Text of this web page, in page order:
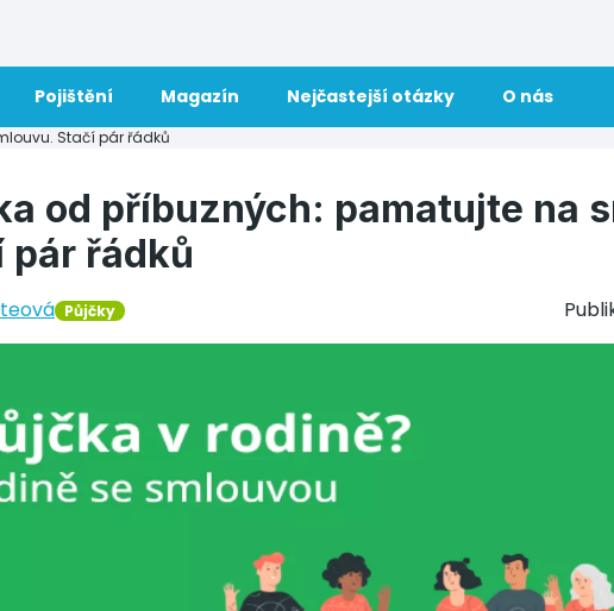
Pojištění Magazín Nejčastejší otázky O nás
Stačí pár řádků
od příbuzných: pamatujte na
pár řádků
Půjčky